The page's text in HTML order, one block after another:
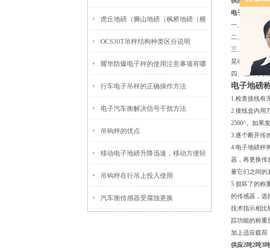
虎丘地磅（狮山地磅（枫桥地磅（横
塘地磅）镇湖地磅）东渚地磅维修
OCS30T吊秤结构种类区分说明
耀华防爆电子秤的使用注意事项有哪
些？
行车电子吊秤的正确操作方法
电子汽车衡解决信号干扰方法
吊钩秤的优点
移动电子地磅升降迅速，移动方便轻
巧
吊钩秤在行吊上投入使用
汽车衡传感器受腐蚀更换
电子地磅秤
一、电子防爆
二、定时查看
三、平常应留
晃动。
四、化工等职
电子地磅
1.检查接线有
2.接线盒内用
2500^。如果
3.逐个断开传
4.电子地磅秤
器，再更换传
量它们之间的
5.损坏了的称
的传感器，选
技术指示相比
踪功能的称重
加上适应载荷
供应2吨2吨3